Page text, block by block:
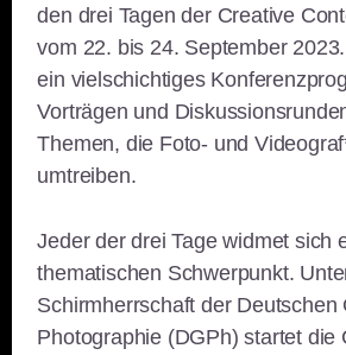
den drei Tagen der Creative
vom 22. bis 24. September
ein vielschichtiges
Vorträgen und
Themen, die Foto- und
umtreiben.
Jeder der drei Tage widmet sich
thematischen Schwerpunkt.
Schirmherrschaft der Deutschen
Photographie (DGPh) startet die